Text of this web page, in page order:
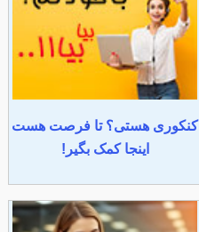
کنکوری هستی؟ تا فرصت هست
اینجا کمک بگیر!